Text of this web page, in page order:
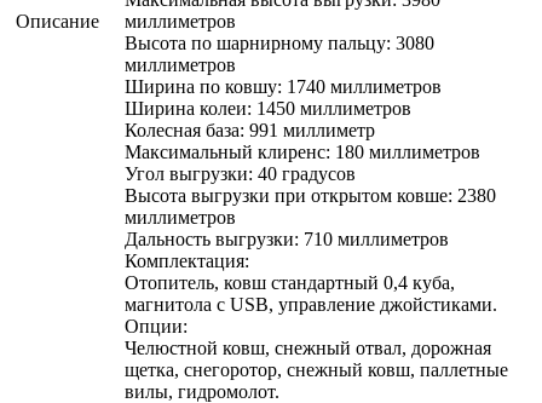
Описание
миллиметров
Высота по шарнирному пальцу: 3080
миллиметров
Ширина по ковшу: 1740 миллиметров
Ширина колеи: 1450 миллиметров
Колесная база: 991 миллиметр
Максимальный клиренс: 180 миллиметров
Угол выгрузки: 40 градусов
Высота выгрузки при открытом ковше: 2380
миллиметров
Дальность выгрузки: 710 миллиметров
Комплектация:
Отопитель, ковш стандартный 0,4 куба,
магнитола с USB, управление джойстиками.
Опции:
Челюстной ковш, снежный отвал, дорожная
щетка, снегоротор, снежный ковш, паллетные
вилы, гидромолот.